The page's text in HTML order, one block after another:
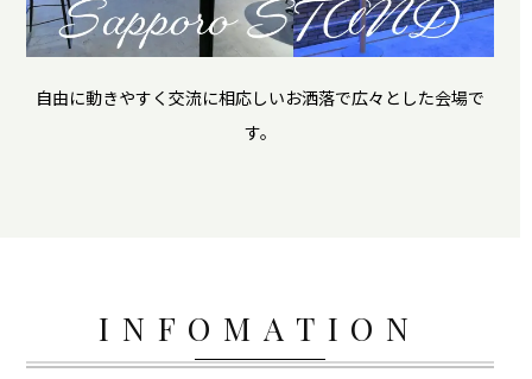
自由に動きやすく交流に相応しいお洒落で広々とした会場で
す。
INFOMATION